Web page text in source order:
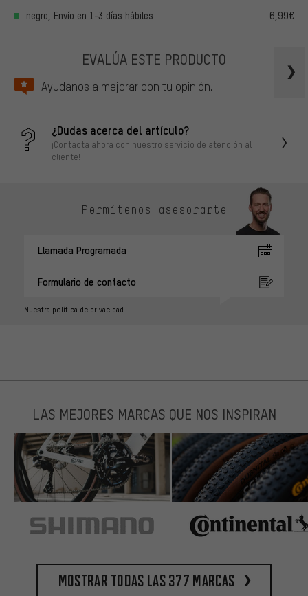
negro, Envío en 1-3 días hábiles 6,99€
EVALÚA ESTE PRODUCTO
Ayudanos a mejorar con tu opinión.
¿Dudas acerca del artículo?
¡Contacta ahora con nuestro servicio de atención al
cliente!
Permítenos asesorarte
Llamada Programada
Formulario de contacto
Nuestra política de privacidad
LAS MEJORES MARCAS QUE NOS INSPIRAN
Mostrar todas las 377 marcas